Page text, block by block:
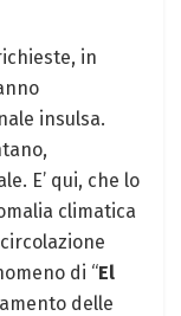
in
insulsa.
E’ qui, che lo
climatica
di “El
delle